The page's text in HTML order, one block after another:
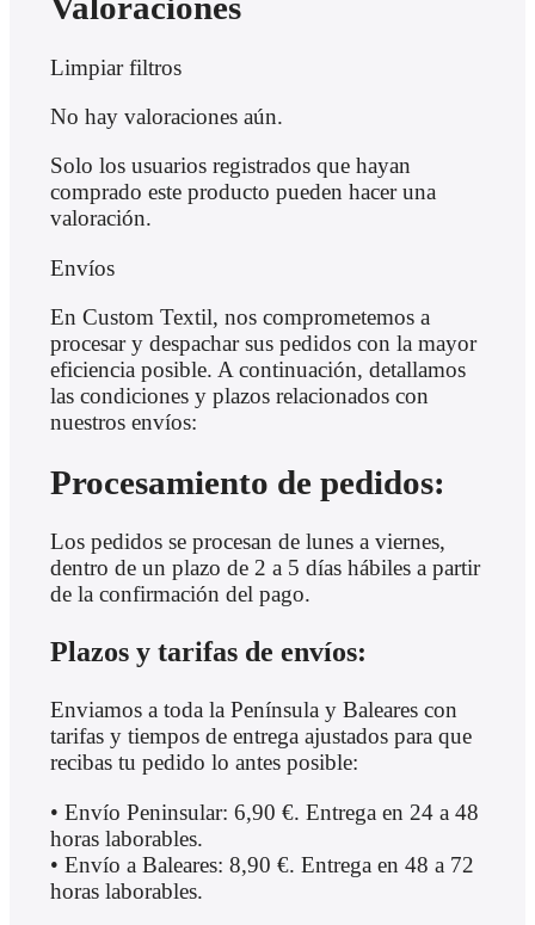
Limpiar filtros
No hay valoraciones aún.
Solo los usuarios registrados que hayan
comprado este producto pueden hacer una
valoración.
Envíos
En Custom Textil, nos comprometemos a
procesar y despachar sus pedidos con la mayor
eficiencia posible. A continuación, detallamos
las condiciones y plazos relacionados con
nuestros envíos:
Procesamiento de pedidos:
Los pedidos se procesan de lunes a viernes,
dentro de un plazo de 2 a 5 días hábiles a partir
de la confirmación del pago.
Plazos y tarifas de envíos:
Enviamos a toda la Península y Baleares con
tarifas y tiempos de entrega ajustados para que
recibas tu pedido lo antes posible:
• Envío Peninsular: 6,90 €. Entrega en 24 a 48
horas laborables.
• Envío a Baleares: 8,90 €. Entrega en 48 a 72
horas laborables.